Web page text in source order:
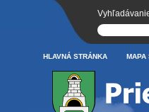
HLAVNÁ STRÁNKA MAPA